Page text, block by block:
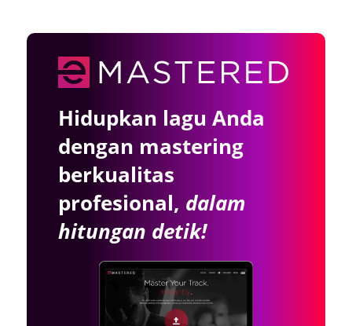
Hidupkan lagu Anda
dengan mastering
berkualitas
profesional, dalam
hitungan detik!